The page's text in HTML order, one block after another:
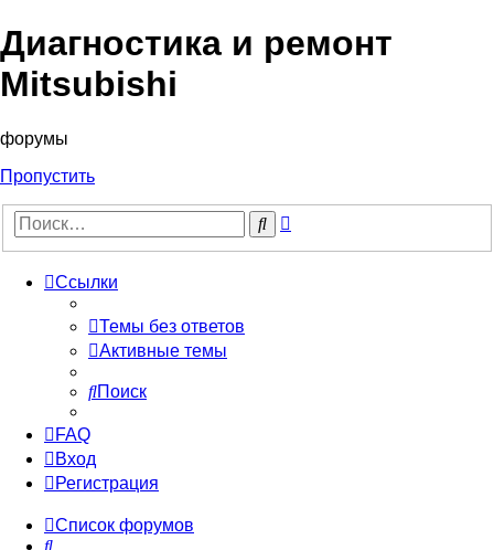
Диагностика и ремонт
Mitsubishi
форумы
Пропустить
Поиск
Ссылки
Темы без ответов
Активные темы
Поиск
FAQ
Вход
Регистрация
Список форумов
Поиск